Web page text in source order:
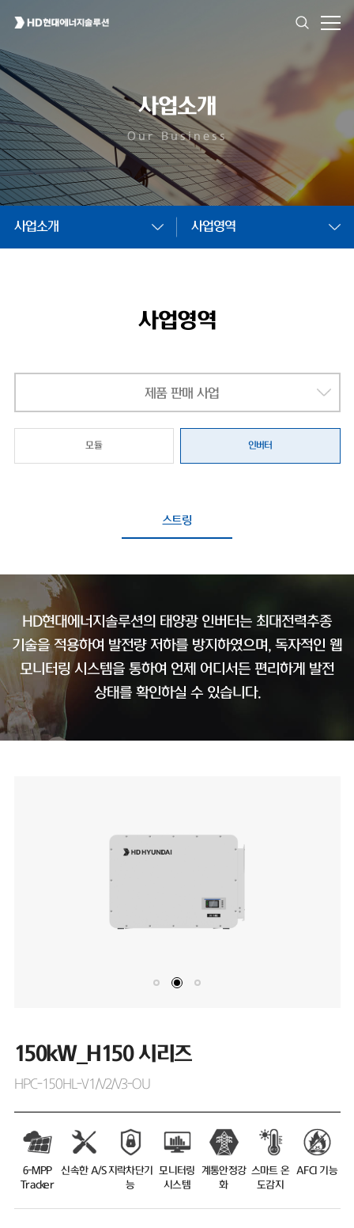
사업소개
Our Business
사업소개 사업영역
사업영역
제품 판매 사업
모듈 인버터
스트링
HD현대에너지솔루션의 태양광 인버터는 최대전력추종
기술을 적용하여 발전량 저하를 방지하였으며, 독자적인 웹
모니터링 시스템을 통하여 언제 어디서든 편리하게 발전
상태를 확인하실 수 있습니다.
150kW_H150 시리즈
HPC-150HL-V1/V2/V3-OU
6-MPP
Tracker
신속한 A/S 지락차단기
능
모니터링
시스템
계통안정강
화
스마트 온
도감지
AFCI 기능